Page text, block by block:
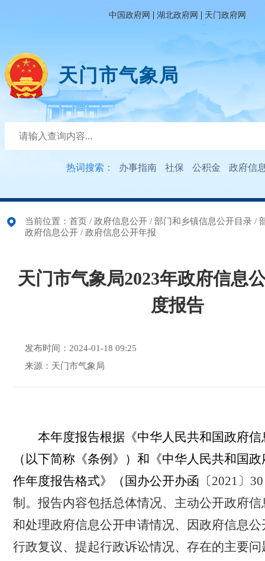
中国政府网 | 湖北政府网 | 天门政府网
天门市气象局
热词搜索： 办事指南 社保 公积金 政府信
当前位置： 首页 / 政府信息公开 / 部门和乡镇信息公开目录 /
政府信息公开 / 政府信息公开年报
天门市气象局2023年政府信息
度报告
发布时间：2024-01-18 09:25
来源：天门市气象局
本年度报告根据《中华人民共和国政府
（以下简称《条例》）和《中华人民共和国
作年度报告格式》（国办公开办函〔2021〕
制。报告内容包括总体情况、主动公开政府
和处理政府信息公开申请情况、因政府信息
行政复议、提起行政诉讼情况、存在的主要